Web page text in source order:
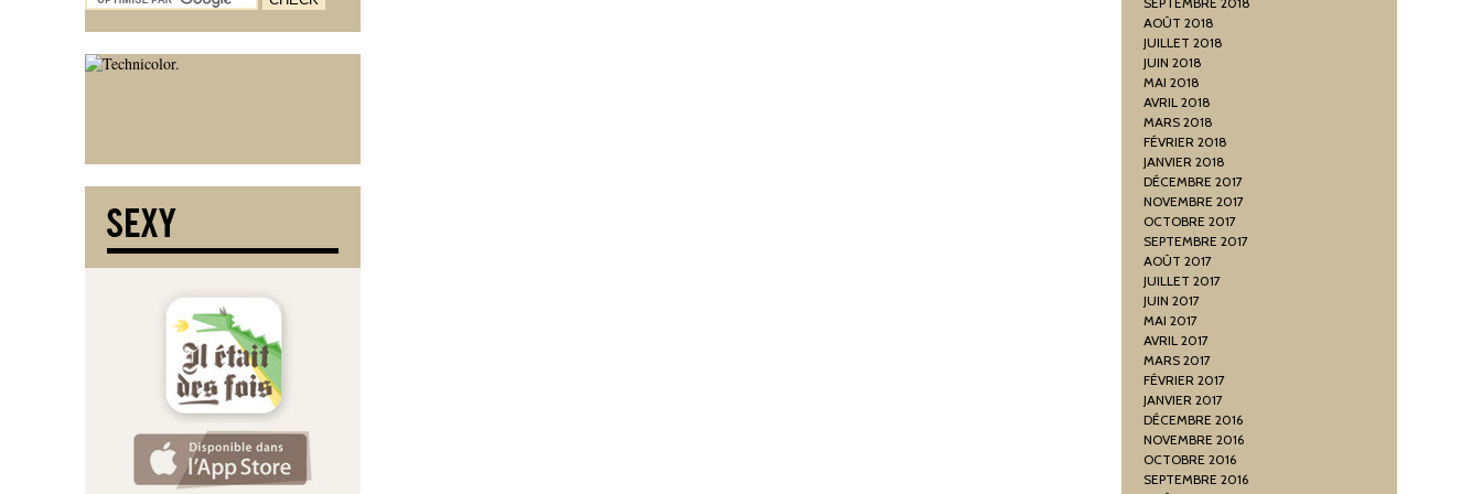
AOÛT 2018
JUILLET 2018
JUIN 2018
MAI 2018
AVRIL 2018
MARS 2018
FÉVRIER 2018
JANVIER 2018
DÉCEMBRE 2017
NOVEMBRE 2017
OCTOBRE 2017
SEPTEMBRE 2017
AOÛT 2017
JUILLET 2017
JUIN 2017
MAI 2017
AVRIL 2017
MARS 2017
FÉVRIER 2017
JANVIER 2017
DÉCEMBRE 2016
NOVEMBRE 2016
OCTOBRE 2016
SEPTEMBRE 2016